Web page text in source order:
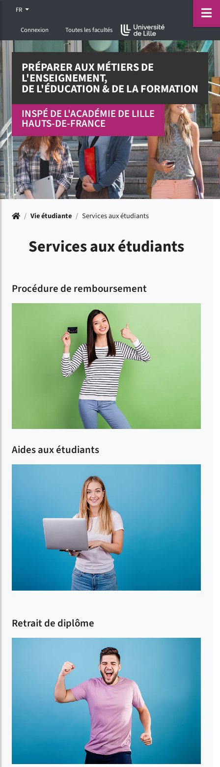
Accéder au menu principal
Accéder à la recherche
Accéder au pied de page
FR
Connexion Toutes les facultés
menu
PRÉPARER AUX MÉTIERS DE
L'ENSEIGNEMENT,
DE L'ÉDUCATION & DE LA FORMATION
INSPÉ DE L'ACADÉMIE DE LILLE
HAUTS-DE-FRANCE
Accueil
/ Vie étudiante / Services aux étudiants
Services aux étudiants
Procédure de remboursement
Aides aux étudiants
Retrait de diplôme